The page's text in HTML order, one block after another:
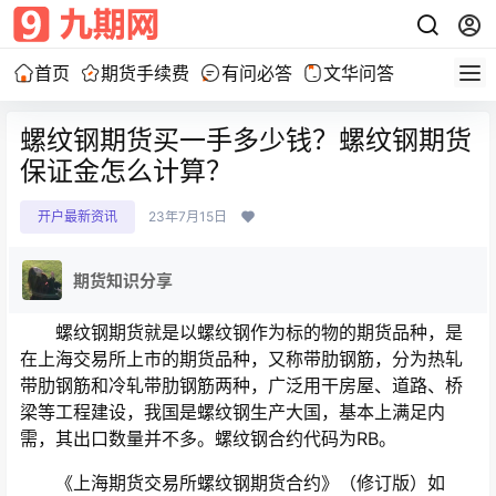
首页 期货手续费 有问必答 文华问答
螺纹钢期货买一手多少钱？螺纹钢期货
保证金怎么计算？
开户最新资讯 23年7月15日
期货知识分享
螺纹钢期货就是以螺纹钢作为标的物的期货品种，是
在上海交易所上市的期货品种，又称带肋钢筋，分为热轧
带肋钢筋和冷轧带肋钢筋两种，广泛用干房屋、道路、桥
梁等工程建设，我国是螺纹钢生产大国，基本上满足内
需，其出口数量并不多。螺纹钢合约代码为RB。
《上海期货交易所螺纹钢期货合约》（修订版）如